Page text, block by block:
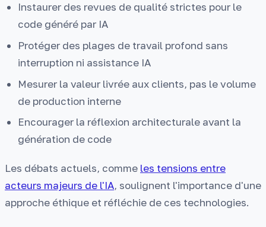
Instaurer des revues de qualité strictes pour le
code généré par IA
Protéger des plages de travail profond sans
interruption ni assistance IA
Mesurer la valeur livrée aux clients, pas le volume
de production interne
Encourager la réflexion architecturale avant la
génération de code
Les débats actuels, comme les tensions entre
acteurs majeurs de l'IA, soulignent l'importance d'une
approche éthique et réfléchie de ces technologies.